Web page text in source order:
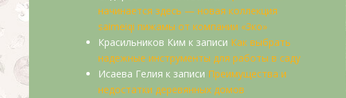
начинается здесь — новая коллекция
saimeiqi пижамы от компании «3ко»
Красильников Ким к записи Как выбрать
надежные инструменты для работы в саду
Исаева Гелия к записи Преимущества и
недостатки деревянных домов